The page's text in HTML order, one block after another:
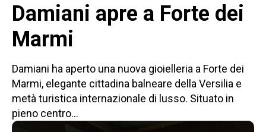
Damiani apre a Forte dei
Marmi
Damiani ha aperto una nuova gioielleria a Forte dei
Marmi, elegante cittadina balneare della Versilia e
metà turistica internazionale di lusso. Situato in
pieno centro...